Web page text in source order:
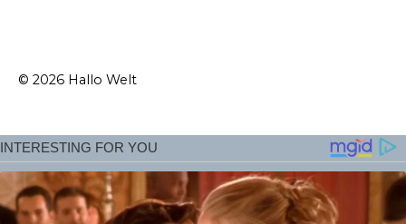
© 2026 Hallo Welt